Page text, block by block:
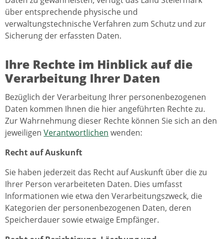
über entsprechende physische und
verwaltungstechnische Verfahren zum Schutz und zur
Sicherung der erfassten Daten.
Ihre Rechte im Hinblick auf die
Verarbeitung Ihrer Daten
Bezüglich der Verarbeitung Ihrer personenbezogenen
Daten kommen Ihnen die hier angeführten Rechte zu.
Zur Wahrnehmung dieser Rechte können Sie sich an den
jeweiligen Verantwortlichen wenden:
Recht auf Auskunft
Sie haben jederzeit das Recht auf Auskunft über die zu
Ihrer Person verarbeiteten Daten. Dies umfasst
Informationen wie etwa den Verarbeitungszweck, die
Kategorien der personenbezogenen Daten, deren
Speicherdauer sowie etwaige Empfänger.